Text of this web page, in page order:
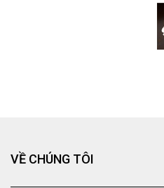
VỀ CHÚNG TÔI